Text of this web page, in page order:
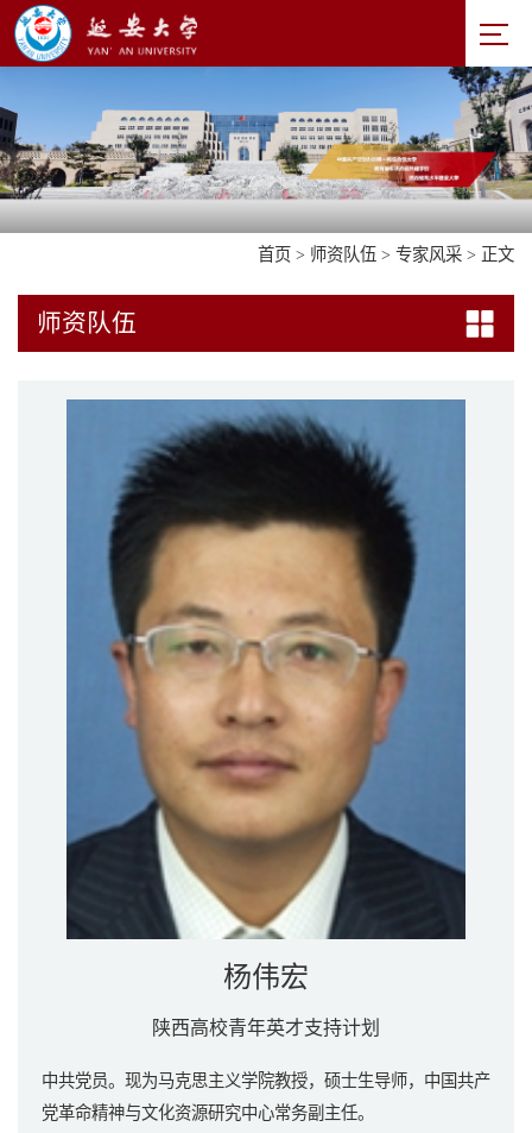
首页 > 师资队伍 > 专家风采 > 正文
师资队伍
杨伟宏
陕西高校青年英才支持计划
中共党员。现为马克思主义学院教授，硕士生导师，中国共产
党革命精神与文化资源研究中心常务副主任。